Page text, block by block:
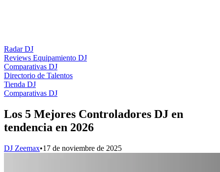
Radar DJ
Reviews Equipamiento DJ
Comparativas DJ
Directorio de Talentos
Tienda DJ
Comparativas DJ
Los 5 Mejores Controladores DJ en
tendencia en 2026
DJ Zeemax•17 de noviembre de 2025